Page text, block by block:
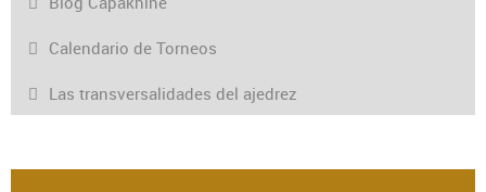
Calendario de Torneos
Las transversalidades del ajedrez